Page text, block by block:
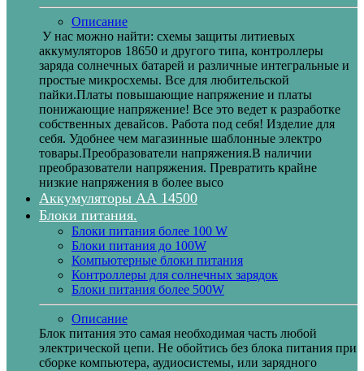
Описание
У нас можно найти: схемы защиты литиевых
аккумуляторов 18650 и другого типа, контроллеры
заряда солнечных батарей и различные интегральные и
простые микросхемы. Все для любительской
пайки.Платы повышающие напряжение и платы
понижающие напряжение! Все это ведет к разработке
собственных девайсов. Работа под себя! Изделие для
себя. Удобнее чем магазинные шаблонные электро
товары.Преобразователи напряжения.В наличии
преобразователи напряжения. Превратить крайне
низкие напряжения в более высо
Аккумуляторы АА 14500
Блоки питания.
Блоки питания более 100 W
Блоки питания до 100W
Компьютерные блоки питания
Контроллеры для солнечных зарядок
Блоки питания более 500W
Описание
Блок питания это самая необходимая часть любой
электрической цепи. Не обойтись без блока питания при
сборке компьютера, аудиосистемы, или зарядного